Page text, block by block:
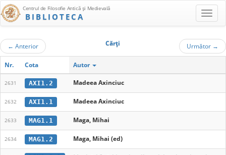
Centrul de Filosofie Antică şi Medievală
BIBLIOTECA
← Anterior Cărţi Următor →
Nr. Cota Autor
2631 AXI1.2 Madeea Axinciuc
2632 AXI1.1 Madeea Axinciuc
2633 MAG1.1 Maga, Mihai
2634 MAG1.2 Maga, Mihai (ed)